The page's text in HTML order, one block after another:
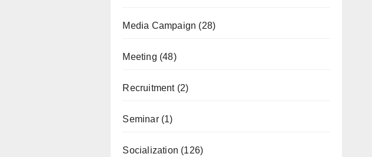
Media Campaign (28)
Meeting (48)
Recruitment(2)
Seminar(1)
Socialization (126)